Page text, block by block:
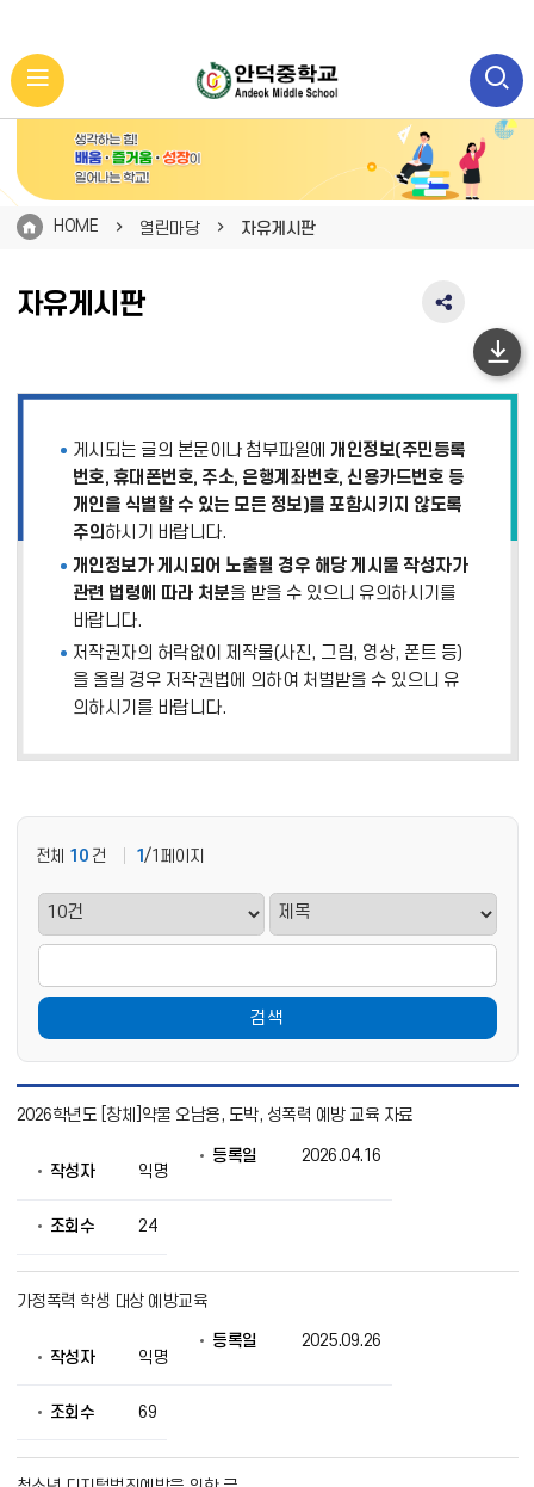
HOME 열린마당 자유게시판
자유게시판
SNS
역
치
기
게시되는 글의 본문이나 첨부파일에 개인정보(주민등록
번호, 휴대폰번호, 주소, 은행계좌번호, 신용카드번호 등
개인을 식별할 수 있는 모든 정보)를 포함시키지 않도록
주의 하시기 바랍니다.
개인정보가 게시되어 노출될 경우 해당 게시물 작성자가
관련 법령에 따라 처분을 받을 수 있으니 유의하시기를
바랍니다.
저작권자의 허락없이 제작물(사진, 그림, 영상, 폰트 등)
을 올릴 경우 저작권법에 의하여 처벌받을 수 있으니 유
의하시기를 바랍니다.
전체 10 건 1 /1페이지
검색
유
로
번
호,
록
2026학년도 [창체]약물 오남용, 도박, 성폭력 예방 교육 자료
작성자 익명
등록일 2026.04.16
조회수 24
가정폭력 학생 대상 예방교육
작성자 익명
등록일 2025.09.26
조회수 69
하
단